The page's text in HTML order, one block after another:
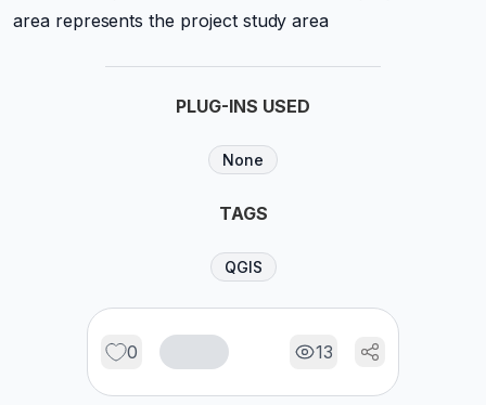
area represents the project study area
PLUG-INS USED
None
TAGS
QGIS
0 13